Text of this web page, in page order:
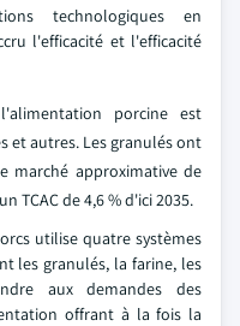
technologiques en
l'efficacité et l'efficacité
porcine est
et autres. Les granulés ont
marché approximative de
TCAC de 4,6 % d'ici 2035.
utilise quatre systèmes
les granulés, la farine, les
aux demandes des
offrant à la fois la